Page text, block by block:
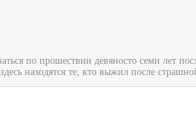
по прошествии девяносто семи лет
находятся те, кто выжил после